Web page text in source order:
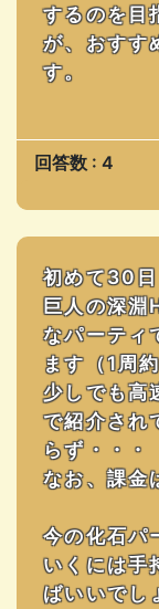
するのを目
が、おすす
す。
回答数 : 4
初めて30日
巨人の深淵
なパーティ
ます（1周
少しでも
で紹介され
らず・・・
なお、課金
今の化石パ
いくには手
ばいいでし